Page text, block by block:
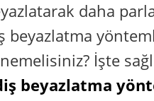
daha
beyazlatma
İşte
beyazlatma